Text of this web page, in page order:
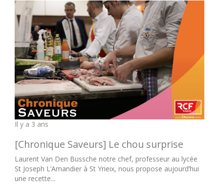
Il y a 3 ans
[Chronique Saveurs] Le chou surprise
Laurent Van Den Bussche notre chef, professeur au lycée
St Joseph L’Amandier à St Yrieix, nous propose aujourd’hui
une recette...